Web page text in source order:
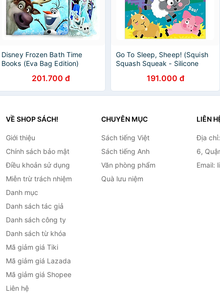
Disney Frozen Bath Time
Books (Eva Bag Edition)
201.700 đ
Go To Sleep, Sheep! (Squish
Squash Squeak - Silicone
191.000 đ
VỀ SHOP SÁCH!
Giới thiệu
Chính sách bảo mật
Điều khoản sử dụng
Miễn trừ trách nhiệm
Danh mục
Danh sách tác giả
Danh sách công ty
Danh sách từ khóa
Mã giảm giá Tiki
Mã giảm giá Lazada
Mã giảm giá Shopee
Liên hệ
CHUYÊN MỤC
Sách tiếng Việt
Sách tiếng Anh
Văn phòng phẩm
Quà lưu niệm
LIÊN
Địa chỉ:
6,
Email: